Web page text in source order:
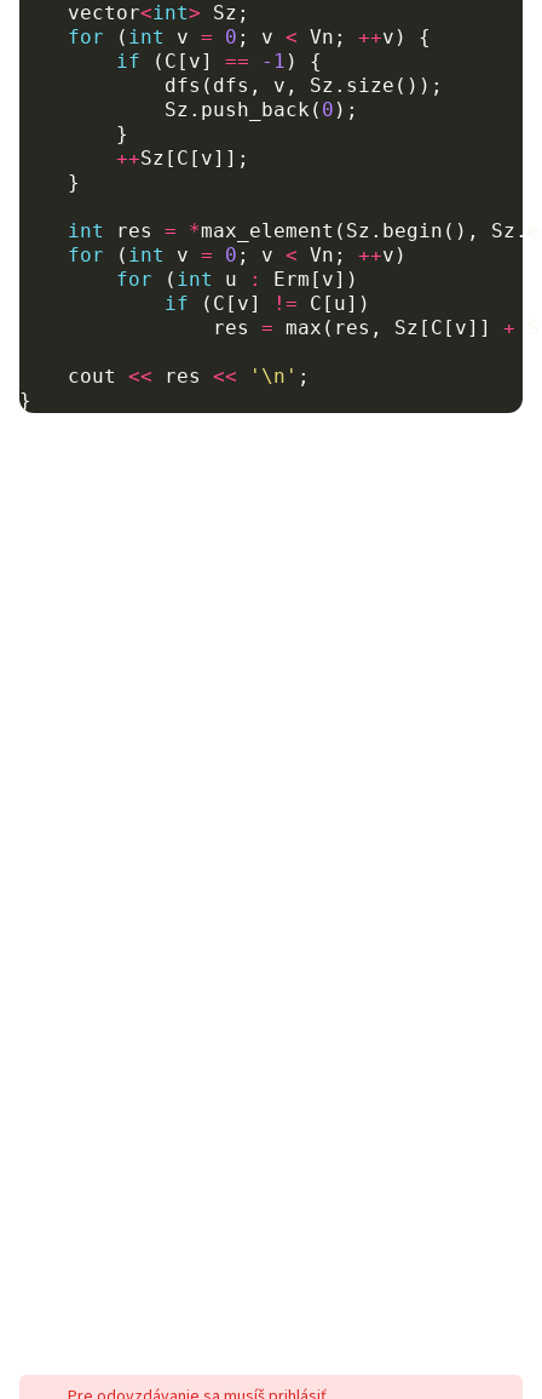
vector<int> Sz ;
for
( int v = 0 ; v < Vn ; ++v )
{
if
( C [ v] == -1 )
{
dfs ( dfs , v , Sz . size ());
Sz . push_back ( 0 );
}
++Sz [ C [ v]];
}
int res = *max_element ( Sz . begin (), Sz .
for
( int v = 0 ; v < Vn ; ++v )
for
( int u : Erm [ v])
if
( C [ v] != C [ u])
res
= max ( res , Sz [ C [ v]] +
cout << res << '\n' ;
}